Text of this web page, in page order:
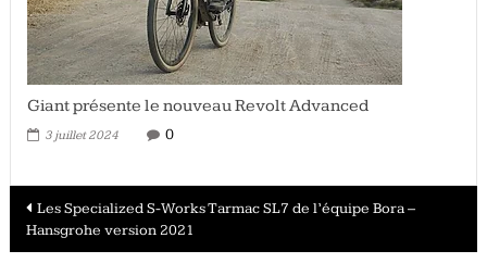
Giant présente le nouveau Revolt Advanced
3 juillet 2024 0
Navigation
des
Les Specialized S-Works Tarmac SL7 de l’équipe Bora –
Hansgrohe version 2021